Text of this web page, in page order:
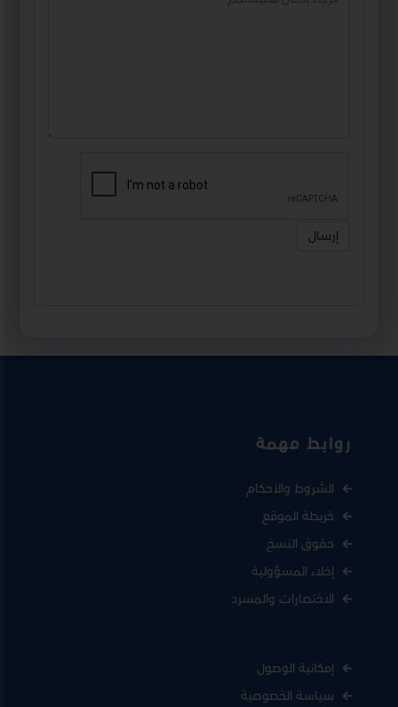
إرسال
روابط مهمة
الشروط والأحكام
خريطة الموقع
حقوق النسخ
إخلاء المسؤولية
الاختصارات والمسرد
إمكانية الوصول
سياسة الخصوصية